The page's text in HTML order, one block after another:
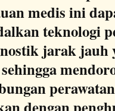
medis ini
teknologi
jarak jauh